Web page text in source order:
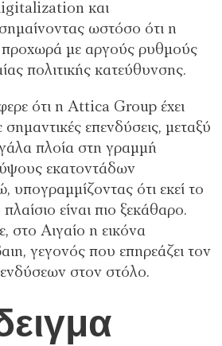
και
ωστόσο ότι η
με αργούς ρυθμούς
πολιτικής κατεύθυνσης.
ότι η Attica Group έχει
επενδύσεις, μεταξύ
πλοία στη γραμμή
εκατοντάδων
υπογραμμίζοντας ότι εκεί το
είναι πιο ξεκάθαρο.
στο Αιγαίο η εικόνα
γεγονός που επηρεάζει τον
στον στόλο.